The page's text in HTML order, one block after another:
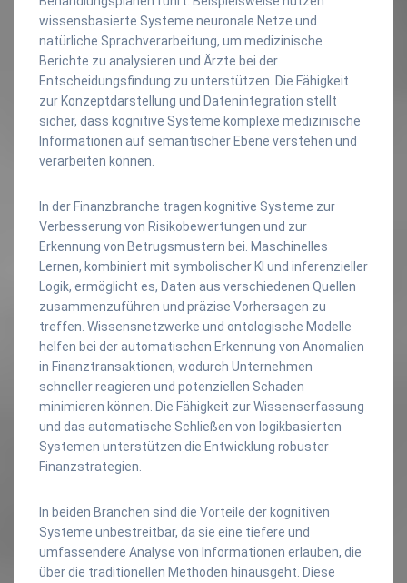
wissensbasierte Systeme neuronale Netze und
natürliche Sprachverarbeitung, um medizinische
Berichte zu analysieren und Ärzte bei der
Entscheidungsfindung zu unterstützen. Die Fähigkeit
zur Konzeptdarstellung und Datenintegration stellt
sicher, dass kognitive Systeme komplexe medizinische
Informationen auf semantischer Ebene verstehen und
verarbeiten können.
In der Finanzbranche tragen kognitive Systeme zur
Verbesserung von Risikobewertungen und zur
Erkennung von Betrugsmustern bei. Maschinelles
Lernen, kombiniert mit symbolischer KI und inferenzieller
Logik, ermöglicht es, Daten aus verschiedenen Quellen
zusammenzuführen und präzise Vorhersagen zu
treffen. Wissensnetzwerke und ontologische Modelle
helfen bei der automatischen Erkennung von Anomalien
in Finanztransaktionen, wodurch Unternehmen
schneller reagieren und potenziellen Schaden
minimieren können. Die Fähigkeit zur Wissenserfassung
und das automatische Schließen von logikbasierten
Systemen unterstützen die Entwicklung robuster
Finanzstrategien.
In beiden Branchen sind die Vorteile der kognitiven
Systeme unbestreitbar, da sie eine tiefere und
umfassendere Analyse von Informationen erlauben, die
über die traditionellen Methoden hinausgeht. Diese